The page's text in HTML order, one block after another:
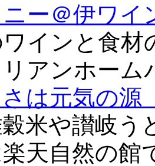
ニー＠伊ワ
ワインと食
リアンホー
は元気の源
米や讃岐う
天自然の館